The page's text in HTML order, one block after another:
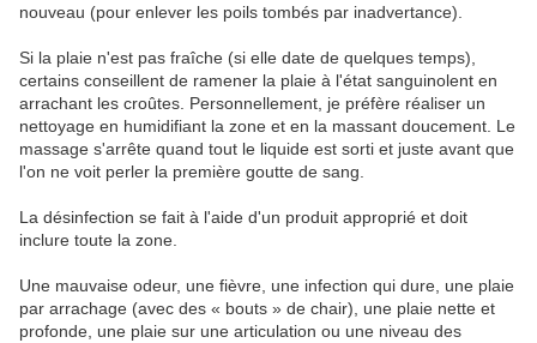
nouveau (pour enlever les poils tombés par inadvertance).
Si la plaie n'est pas fraîche (si elle date de quelques temps),
certains conseillent de ramener la plaie à l'état sanguinolent en
arrachant les croûtes. Personnellement, je préfère réaliser un
nettoyage en humidifiant la zone et en la massant doucement. Le
massage s'arrête quand tout le liquide est sorti et juste avant que
l'on ne voit perler la première goutte de sang.
La désinfection se fait à l'aide d'un produit approprié et doit
inclure toute la zone.
Une mauvaise odeur, une fièvre, une infection qui dure, une plaie
par arrachage (avec des « bouts » de chair), une plaie nette et
profonde, une plaie sur une articulation ou une niveau des